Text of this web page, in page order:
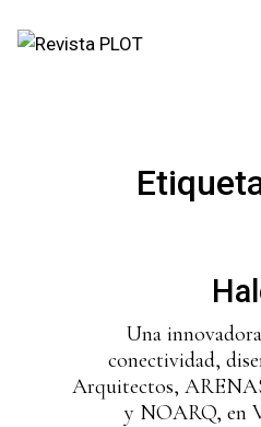
Una
conectividad,
Arquitectos,
y NOARQ, en